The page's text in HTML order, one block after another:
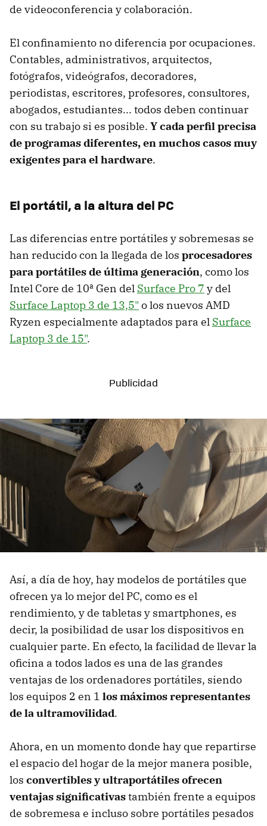
de videoconferencia y colaboración.
El confinamiento no diferencia por ocupaciones.
Contables, administrativos, arquitectos,
fotógrafos, videógrafos, decoradores,
periodistas, escritores, profesores, consultores,
abogados, estudiantes... todos deben continuar
con su trabajo si es posible. Y cada perfil precisa
de programas diferentes, en muchos casos muy
exigentes para el hardware.
El portátil, a la altura del PC
Las diferencias entre portátiles y sobremesas se
han reducido con la llegada de los procesadores
para portátiles de última generación, como los
Intel Core de 10ª Gen del Surface Pro 7 y del
Surface Laptop 3 de 13,5" o los nuevos AMD
Ryzen especialmente adaptados para el Surface
Laptop 3 de 15".
Así, a día de hoy, hay modelos de portátiles que
ofrecen ya lo mejor del PC, como es el
rendimiento, y de tabletas y smartphones, es
decir, la posibilidad de usar los dispositivos en
cualquier parte. En efecto, la facilidad de llevar la
oficina a todos lados es una de las grandes
ventajas de los ordenadores portátiles, siendo
los equipos 2 en 1 los máximos representantes
de la ultramovilidad.
Ahora, en un momento donde hay que repartirse
el espacio del hogar de la mejor manera posible,
los convertibles y ultraportátiles ofrecen
ventajas significativastambién frente a equipos
de sobremesa e incluso sobre portátiles pesados